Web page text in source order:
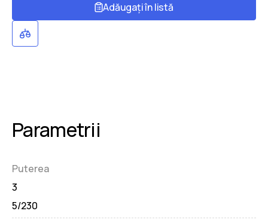
Adăugați în listă
Parametrii
Puterea
3
5/230